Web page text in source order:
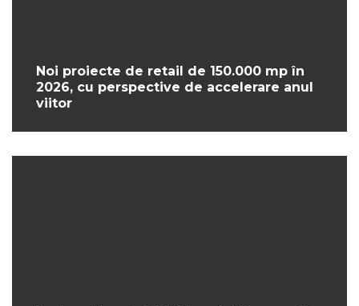
Noi proiecte de retail de 150.000 mp în
2026, cu perspective de accelerare anul
viitor